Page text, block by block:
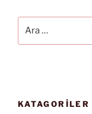
KATAGORİLER